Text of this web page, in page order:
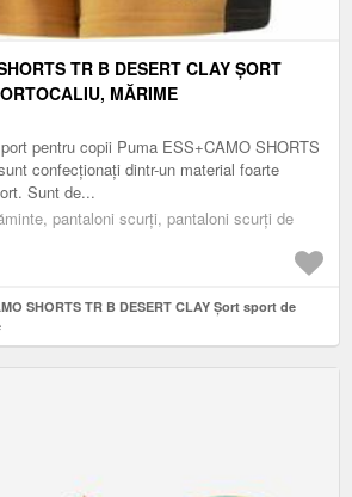
TR B DESERT CLAY ȘORT
MĂRIME
pentru copii Puma ESS+CAMO SHORTS
confecționați dintr-un material foarte
Sunt de...
pantaloni scurți, pantaloni scurți de
SHORTS TR B DESERT CLAY Șort sport de